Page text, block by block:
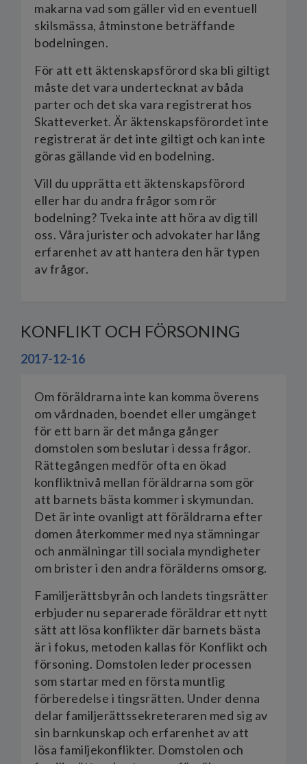
makarna vad som gäller vid en eventuell
skilsmässa, åtminstone beträffande
bodelningen.
För att ett äktenskapsförord ska bli giltigt
måste det vara undertecknat av båda
parter och det ska vara registrerat hos
Skatteverket. Är äktenskapsförordet inte
registrerat är det inte giltigt och kan inte
göras gällande vid en bodelning.
Vill du upprätta ett äktenskapsförord
eller har du andra frågor som rör
bodelning? Tveka inte att höra av dig till
oss. Våra jurister och advokater har lång
erfarenhet av att hantera den här typen
av frågor.
KONFLIKT OCH FÖRSONING
2017-12-16
Om föräldrarna inte kan komma överens
om vårdnaden, boendet eller umgänget
för ett barn är det många gånger
domstolen som beslutar i dessa frågor.
Rättegången medför ofta en ökad
konfliktnivå mellan föräldrarna som gör
att barnets bästa kommer i skymundan.
Det är inte ovanligt att föräldrarna efter
domen återkommer med nya stämningar
och anmälningar till sociala myndigheter
om brister i den andra förälderns omsorg.
Familjerättsbyrån och landets tingsrätter
erbjuder nu separerade föräldrar ett nytt
sätt att lösa konflikter där barnets bästa
är i fokus, metoden kallas för Konflikt och
försoning. Domstolen leder processen
som startar med en första muntlig
förberedelse i tingsrätten. Under denna
delar familjerättssekreteraren med sig av
sin barnkunskap och erfarenhet av att
lösa familjekonflikter. Domstolen och